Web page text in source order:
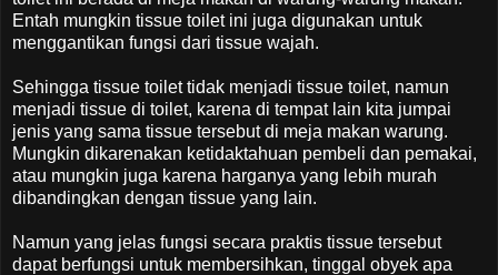
Entah mungkin tissue toilet ini juga digunakan untuk
menggantikan fungsi dari tissue wajah.
Sehingga tissue toilet tidak menjadi tissue toilet, namun
menjadi tissue di toilet, karena di tempat lain kita jumpai
jenis yang sama tissue tersebut di meja makan warung.
Mungkin dikarenakan ketidaktahuan pembeli dan pemakai,
atau mungkin juga karena harganya yang lebih murah
dibandingkan dengan tissue yang lain.
Namun yang jelas fungsi secara praktis tissue tersebut
dapat berfungsi untuk membersihkan, tinggal obyek apa